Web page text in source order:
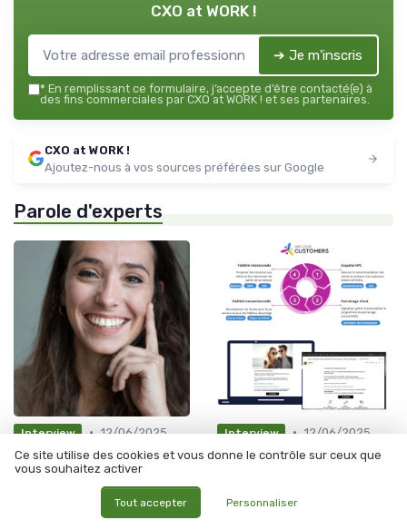
CXO at WORK !
➔ Je m'inscris
* En remplissant ce formulaire, j’accepte d’être contacté(e) à
des fins commerciales par CXO at WORK ! et ses partenaires.
CXO at WORK !
Ajoutez-nous à vos sources préférées sur Google
Parole d'experts
Interview • 12/06/2025
Interview de Hannah Peters :
Créer, accompagner,
Digi Atlas racontée par sa
Interview • 12/06/2025
INTERVIEW - Opticiens, misez
Ce site utilise des cookies et vous donne le contrôle sur ceux que
vous souhaitez activer
Tout accepter Personnaliser